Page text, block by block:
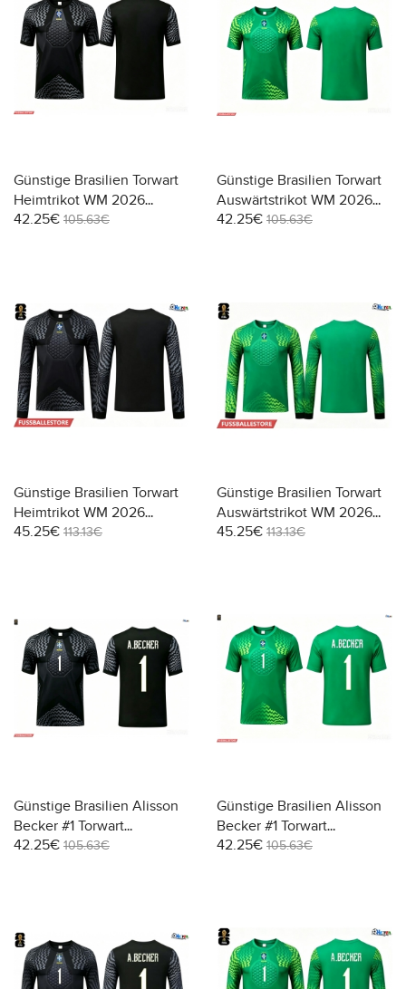
Günstige Brasilien Torwart
Heimtrikot WM 2026
Kurzarm
42.25€ 105.63€
Günstige Brasilien Torwart
Auswärtstrikot WM 2026
Kurzarm
42.25€ 105.63€
Günstige Brasilien Torwart
Heimtrikot WM 2026
Langarm
45.25€ 113.13€
Günstige Brasilien Torwart
Auswärtstrikot WM 2026
Langarm
45.25€ 113.13€
Günstige Brasilien Alisson
Becker #1 Torwart
Heimtrikot WM 2026
42.25€ 105.63€
Günstige Brasilien Alisson
Becker #1 Torwart
Auswärtstrikot WM 2026
42.25€ 105.63€